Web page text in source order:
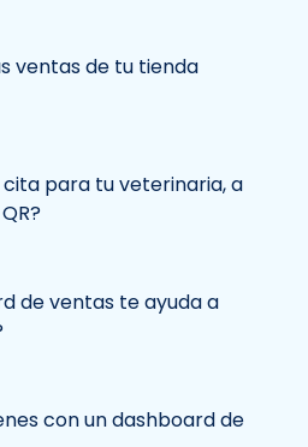
ventas de tu tienda
para tu veterinaria, a
de ventas te ayuda a
con un dashboard de